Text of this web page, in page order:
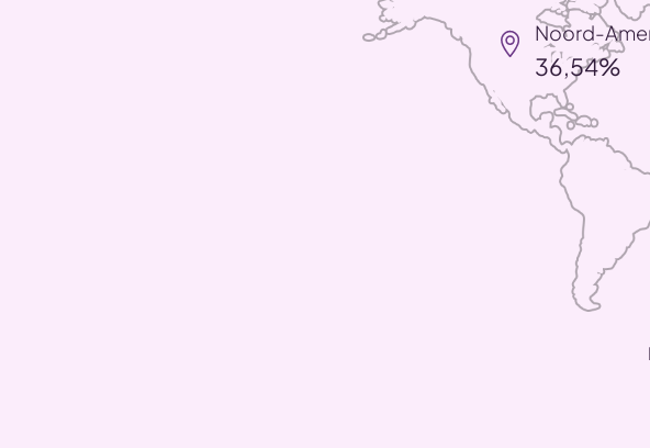
Noord-
36,54%